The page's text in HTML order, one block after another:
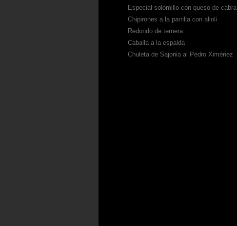
Especial solomillo con queso de cabra
Chipirones a la parrilla con alioli
Redondo de ternera
Caballa a la espalda
Chuleta de Sajonia al Pedro Ximénez